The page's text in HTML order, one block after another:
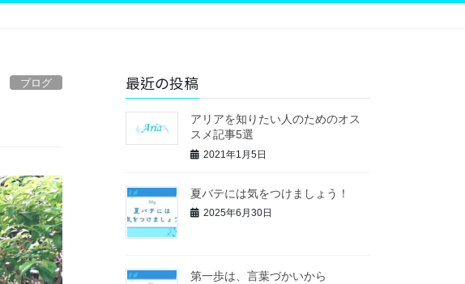
ブログ 最近の投稿
アリアを知りたい人のためのオス
スメ記事5選
2021年1月5日
夏バテには気をつけましょう！
2025年6月30日
第一歩は、言葉づかいから